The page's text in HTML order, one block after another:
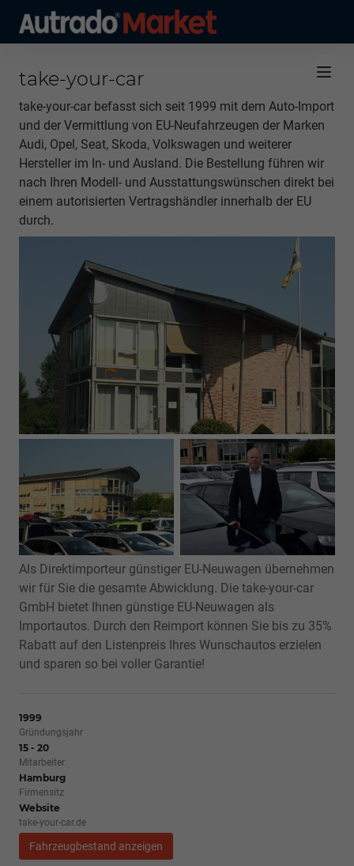
take-your-car
take-your-car befasst sich seit 1999 mit dem Auto-Import
und der Vermittlung von EU-Neufahrzeugen der Marken
Audi, Opel, Seat, Skoda, Volkswagen und weiterer
Hersteller im In- und Ausland. Die Bestellung führen wir
nach Ihren Modell- und Ausstattungswünschen direkt bei
einem autorisierten Vertragshändler innerhalb der EU
durch.
Als Direktimporteur günstiger EU-Neuwagen übernehmen
wir für Sie die gesamte Abwicklung. Die take-your-car
GmbH bietet Ihnen günstige EU-Neuwagen als
Importautos. Durch den Reimport können Sie bis zu 35%
Rabatt auf den Listenpreis Ihres Wunschautos erzielen
und sparen so bei voller Garantie!
1999
Gründungsjahr
15 - 20
Mitarbeiter
Hamburg
Firmensitz
Website
take-your-car.de
Fahrzeugbestand anzeigen